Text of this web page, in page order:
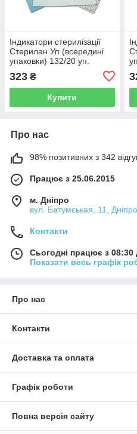
Індикатори стерилізації
Стерилан Уп (всередині
упаковки) 132/20 уп.
323 ₴
Купити
Про нас
98% позитивних з 342
Працює з 25.06.2015
м. Дніпро
вул. Батумськая, 11,
Контакти
Сьогодні працює з 08:30
Показати весь графік
Про нас
Контакти
Доставка та оплата
Графік роботи
Повна версія сайту